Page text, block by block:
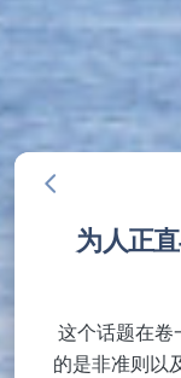
arrow_back_ios
为人正
这个话题在卷
的是非准则以